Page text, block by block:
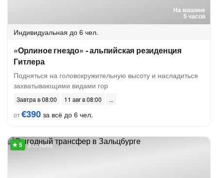
На машине
5 часов
Индивидуальная до 6 чел.
«Орлиное гнездо» - альпийская резиденция
Гитлера
Подняться на головокружительную высоту и насладиться
захватывающими видами гор
Завтра в 08:00
11 авг в 08:00
от€390 за всё до 6 чел.
3 отзыва